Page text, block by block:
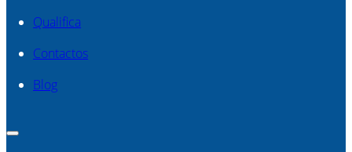
Qualifica
Contactos
Blog